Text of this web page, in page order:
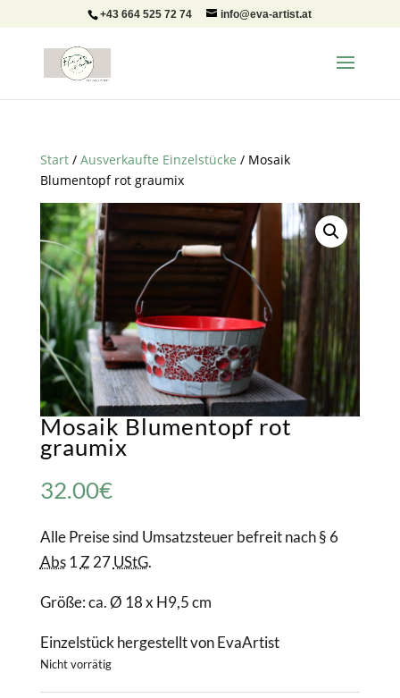
+43 664 525 72 74 info@eva-artist.at
Start/ Ausverkaufte Einzelstücke / Mosaik
Blumentopf rot graumix
Mosaik Blumentopf rot
graumix
32.00€
Alle Preise sind Umsatzsteuer befreit nach § 6
Abs1 Z 27UStG.
Größe: ca. Ø 18 x H9,5 cm
Einzelstück hergestellt von EvaArtist
Nicht vorrätig